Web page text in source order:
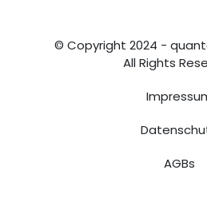
© Copyright 2024 -
All Rights
AGBs